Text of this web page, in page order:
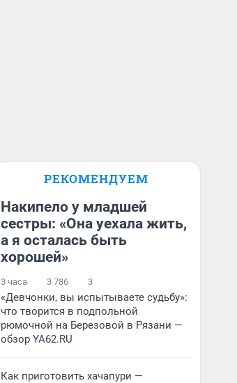
РЕКОМЕНДУЕМ
Накипело у младшей
сестры: «Она уехала жить,
а я осталась быть
хорошей»
3 часа 3 786 3
«Девчонки, вы испытываете судьбу»:
что творится в подпольной
рюмочной на Березовой в Рязани —
обзор YA62.RU
Как приготовить хачапури —